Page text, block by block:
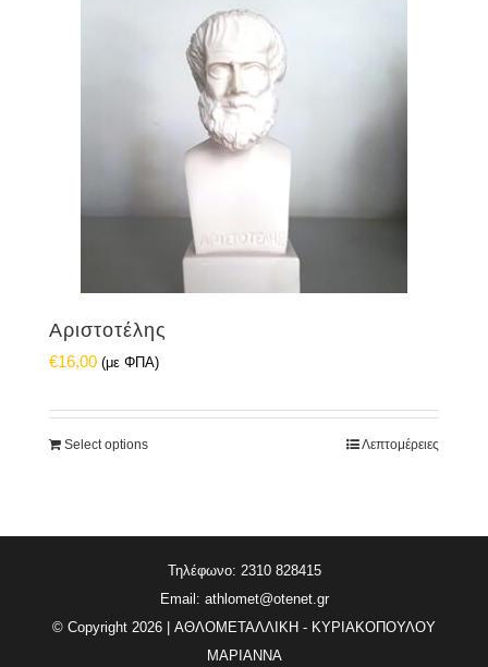
Αριστοτέλης
€16,00 (με ΦΠΑ)
Select options Λεπτομέρειες
Τηλέφωνο: 2310 828415
Email: athlomet@otenet.gr
© Copyright 2026 | ΑΘΛΟΜΕΤΑΛΛΙΚΗ - ΚΥΡΙΑΚΟΠΟΥΛΟΥ
ΜΑΡΙΑΝΝΑ